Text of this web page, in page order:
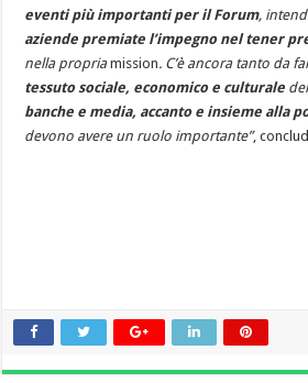
eventi più importanti per il Forum,
aziende premiate l’impegno nel tener
nella propriamission. C’è ancora tanto da
tessuto sociale, economico e culturale
banche e media, accanto e insieme alla
devono avere un ruolo importante”,